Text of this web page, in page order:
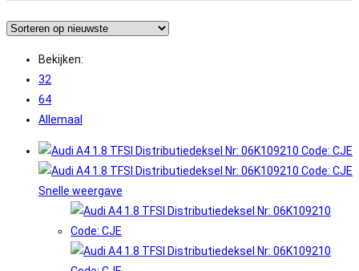
Bekijken:
32
64
Allemaal
Snelle weergave